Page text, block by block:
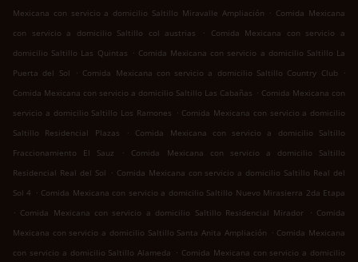
Mexicana con servicio a domicilio Saltillo Miravalle Ampliación . Comida Mexicana
con servicio a domicilio Saltillo col austrias
.
Comida Mexicana con servicio a
domicilio Saltillo Las Quintas . Comida Mexicana con servicio a domicilio Saltillo La
Puerta del Sol
. Comida Mexicana con servicio a domicilio Saltillo Country Club
.
Comida Mexicana con servicio a domicilio Saltillo Las Cabañas . Comida Mexicana con
servicio a domicilio Saltillo Los Ramones . Comida Mexicana con servicio a domicilio
Saltillo Residencial Plazas
.
Comida Mexicana con servicio a domicilio Saltillo
Fraccionamiento El Sauz
.
Comida Mexicana con servicio a domicilio Saltillo
Residencial Real del Sol . Comida Mexicana con servicio a domicilio Saltillo Real del
Sol 4 . Comida Mexicana con servicio a domicilio Saltillo Nuevo Mirasierra 2da Etapa
. Comida Mexicana con servicio a domicilio Saltillo Residencial Mirador . Comida
Mexicana con servicio a domicilio Saltillo Santa Anita Ampliación . Comida Mexicana
con servicio a domicilio Saltillo Alameda . Comida Mexicana con servicio a domicilio